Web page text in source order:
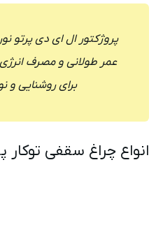
پروژکتور ال ای دی پرتو
عمر طولانی و مصرف
برای روشنایی و
انواع چراغ سقفی توکار